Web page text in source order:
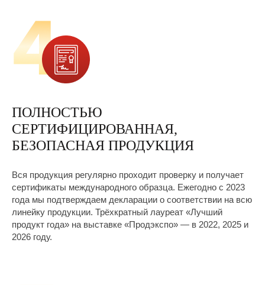
ПОЛНОСТЬЮ
СЕРТИФИЦИРОВАННАЯ,
БЕЗОПАСНАЯ ПРОДУКЦИЯ
Вся продукция регулярно проходит проверку и получает
сертификаты международного образца. Ежегодно с 2023
года мы подтверждаем декларации о соответствии на всю
линейку продукции. Трёхкратный лауреат «Лучший
продукт года» на выставке «Продэкспо» — в 2022, 2025 и
2026 году.
ВОСПРОИЗВЕСТИ